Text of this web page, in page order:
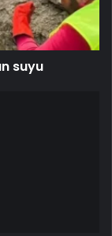
suyu